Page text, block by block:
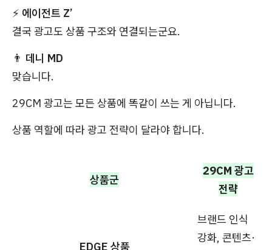
⚡ 에이전트 Z’
결국 광고도 상품 구조와 연결되는군요.
👨 데니 MD
맞습니다.
29CM 광고는 모든 상품에 똑같이 쓰는 게 아닙니다.
상품 역할에 따라 광고 전략이 달라야 합니다.
상품군
29CM 광고
전략
EDGE 상품
브랜드 인식
강화, 콘텐츠·